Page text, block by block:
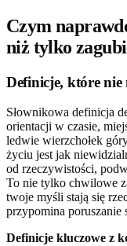
Czym
niż tylko
Definicje, które nie
Słownikowa definicja
orientacji w czasie,
ledwie wierzchołek
życiu jest jak
od rzeczywistości,
To nie tylko chwilowe
twoje myśli stają się
przypomina poruszanie
Definicje kluczowe z